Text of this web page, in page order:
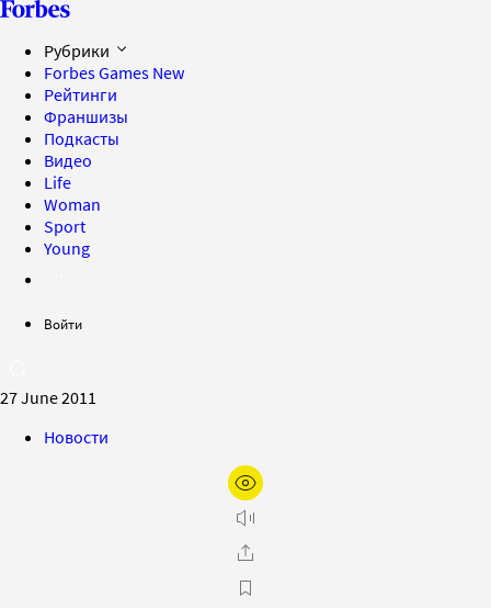
Рубрики
Forbes Games New
Рейтинги
Франшизы
Подкасты
Видео
Life
Woman
Sport
Young
Войти
27 June 2011
Новости